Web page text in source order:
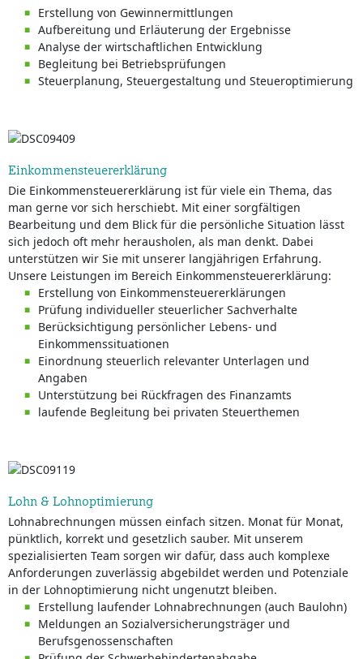
Erstellung von Gewinnermittlungen
Aufbereitung und Erläuterung der Ergebnisse
Analyse der wirtschaftlichen Entwicklung
Begleitung bei Betriebsprüfungen
Steuerplanung, Steuergestaltung und Steueroptimierung
Einkommensteuererklärung
Die Einkommensteuererklärung ist für viele ein Thema, das
man gerne vor sich herschiebt. Mit einer sorgfältigen
Bearbeitung und dem Blick für die persönliche Situation lässt
sich jedoch oft mehr herausholen, als man denkt. Dabei
unterstützen wir Sie mit unserer langjährigen Erfahrung.
Unsere Leistungen im Bereich Einkommensteuererklärung:
Erstellung von Einkommensteuererklärungen
Prüfung individueller steuerlicher Sachverhalte
Berücksichtigung persönlicher Lebens- und
Einkommenssituationen
Einordnung steuerlich relevanter Unterlagen und
Angaben
Unterstützung bei Rückfragen des Finanzamts
laufende Begleitung bei privaten Steuerthemen
Lohn & Lohnoptimierung
Lohnabrechnungen müssen einfach sitzen. Monat für Monat,
pünktlich, korrekt und gesetzlich sauber. Mit unserem
spezialisierten Team sorgen wir dafür, dass auch komplexe
Anforderungen zuverlässig abgebildet werden und Potenziale
in der Lohnoptimierung nicht ungenutzt bleiben.
Erstellung laufender Lohnabrechnungen (auch Baulohn)
Meldungen an Sozialversicherungsträger und
Berufsgenossenschaften